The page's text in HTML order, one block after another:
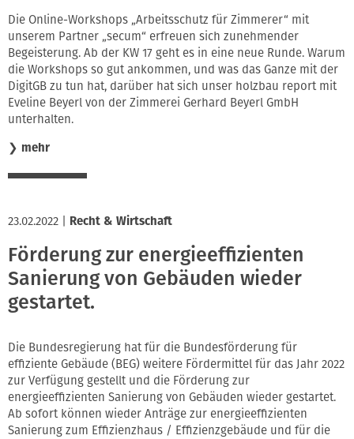
Die Online-Workshops „Arbeitsschutz für Zimmerer“ mit
unserem Partner „secum“ erfreuen sich zunehmender
Begeisterung. Ab der KW 17 geht es in eine neue Runde. Warum
die Workshops so gut ankommen, und was das Ganze mit der
DigitGB zu tun hat, darüber hat sich unser holzbau report mit
Eveline Beyerl von der Zimmerei Gerhard Beyerl GmbH
unterhalten.
❯ mehr
23.02.2022 Recht & Wirtschaft
Förderung zur energieeffizienten
Sanierung von Gebäuden wieder
gestartet.
Die Bundesregierung hat für die Bundes­förderung für
effiziente Gebäude (BEG) weitere Förder­mittel für das Jahr 2022
zur Verfügung gestellt und die Förderung zur
energieeffizienten Sanierung von Gebäuden wieder gestartet.
Ab sofort können wieder Anträge zur energie­effizienten
Sanierung zum Effizienz­haus / Effizienz­gebäude und für die